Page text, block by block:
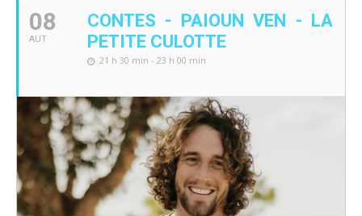
08
AUT
CONTES - PAIOUN VEN - LA
PETITE CULOTTE
21 h 30 min - 23 h 00 min